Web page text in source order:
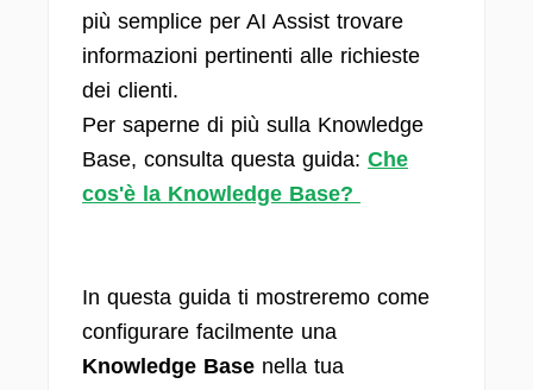
più semplice per AI Assist trovare
informazioni pertinenti alle richieste
dei clienti.
Per saperne di più sulla Knowledge
Base, consulta questa guida: Che
cos'è la Knowledge Base?
In questa guida ti mostreremo come
configurare facilmente una
Knowledge Base nella tua